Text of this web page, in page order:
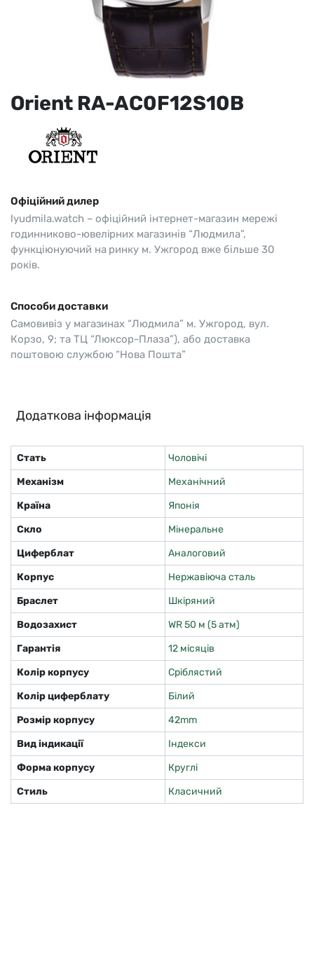
Orient RA-AC0F12S10B
Офіційний дилер
lyudmila.watch – офіційний інтернет-магазин мережі
годинниково-ювелірних магазинів “Людмила”,
функціюнуючий на ринку м. Ужгород вже більше 30
років.
Способи доставки
Самовивіз у магазинах “Людмила” м. Ужгород, вул.
Корзо, 9; та ТЦ “Люксор-Плаза”), або доставка
поштовою службою “Нова Пошта”
Додаткова інформація
Стать
Чоловічі
Механізм
Механічний
Країна
Японія
Скло
Мінеральне
Циферблат
Аналоговий
Корпус
Нержавіюча сталь
Браслет
Шкіряний
Водозахист
WR 50 м (5 атм)
Гарантія
12 місяців
Колір корпусу
Сріблястий
Колір циферблату
Білий
Розмір корпусу
42mm
Вид індикації
Індекси
Форма корпусу
Круглі
Стиль
Класичний